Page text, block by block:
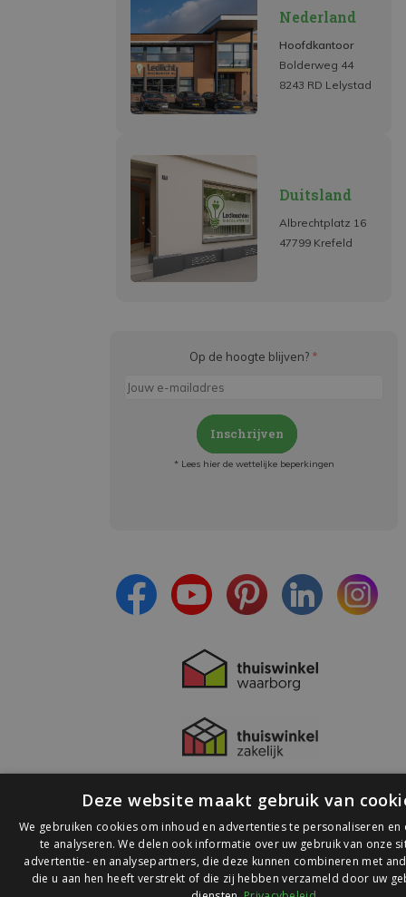
Nederland
Hoofdkantoor
Bolderweg 44
8243 RD Lelystad
Duitsland
Albrechtplatz 16
47799 Krefeld
Op de hoogte blijven? *
Inschrijven
* Lees hier de wettelijke beperkingen
© 2026 Ledlichtdiscounter.nl
Deze website maakt gebruik van
We gebruiken cookies om inhoud en advertenties te personaliseren en
te analyseren. We delen ook informatie over uw gebruik van onze
advertentie- en analysepartners, die deze kunnen combineren met
die u aan hen heeft verstrekt of die zij hebben verzameld door uw